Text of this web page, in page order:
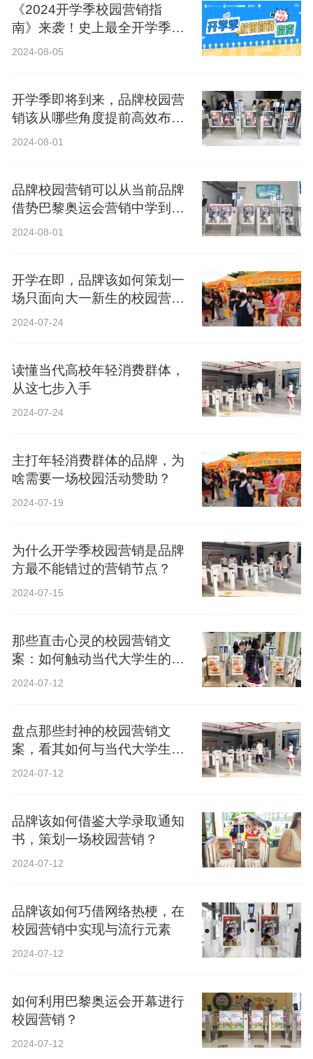
《2024开学季校园营销指
南》来袭！史上最全开学季营
销攻略！
2024-08-05
开学季即将到来，品牌校园营
销该从哪些角度提前高效布
局？
2024-08-01
品牌校园营销可以从当前品牌
借势巴黎奥运会营销中学到什
么？
2024-08-01
开学在即，品牌该如何策划一
场只面向大一新生的校园营
销？
2024-07-24
读懂当代高校年轻消费群体，
从这七步入手
2024-07-24
主打年轻消费群体的品牌，为
啥需要一场校园活动赞助？
2024-07-19
为什么开学季校园营销是品牌
方最不能错过的营销节点？
2024-07-15
那些直击心灵的校园营销文
案：如何触动当代大学生的心
弦？
2024-07-12
盘点那些封神的校园营销文
案，看其如何与当代大学生精
神共鸣？
2024-07-12
品牌该如何借鉴大学录取通知
书，策划一场校园营销？
2024-07-12
品牌该如何巧借网络热梗，在
校园营销中实现与流行元素
2024-07-12
如何利用巴黎奥运会开幕进行
校园营销？
2024-07-12